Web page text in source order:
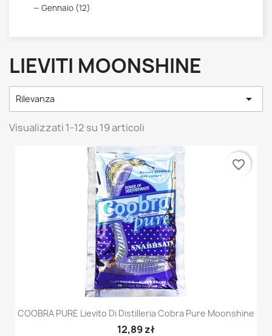
Gennaio (12)
LIEVITI MOONSHINE
Rilevanza 
Visualizzati 1-12 su 19 articoli
COOBRA PURE Lievito Di Distilleria Cobra Pure Moonshine
12,89 zł
favorite_border